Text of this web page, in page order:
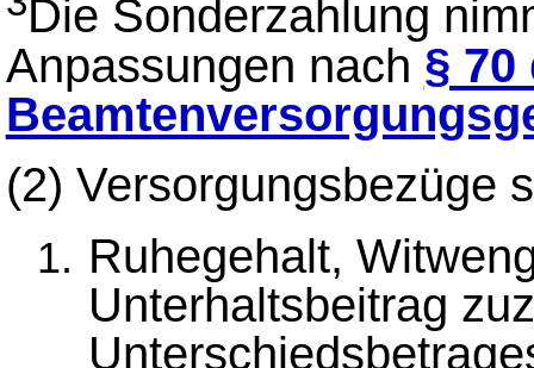
Die Sonderzahlung
Anpassungen nach § 70
(2) Versorgungsbezüge
Ruhegehalt,
Unterhaltsbeitrag